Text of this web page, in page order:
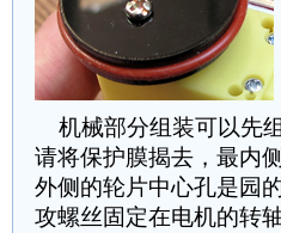
机械部分组装可以先
请将保护膜揭去，最内
外侧的轮片中心孔是园
攻螺丝固定在电机的转